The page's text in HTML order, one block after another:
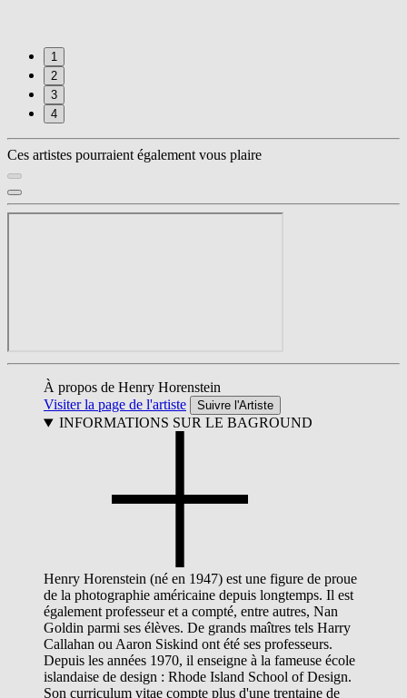
1
2
3
4
Ces artistes pourraient également vous plaire
À propos de Henry Horenstein
Visiter la page de l'artiste
Suivre l'Artiste
INFORMATIONS SUR LE BAGROUND
Henry Horenstein (né en 1947) est une figure de proue
de la photographie américaine depuis longtemps. Il est
également professeur et a compté, entre autres, Nan
Goldin parmi ses élèves. De grands maîtres tels Harry
Callahan ou Aaron Siskind ont été ses professeurs.
Depuis les années 1970, il enseigne à la fameuse école
islandaise de design : Rhode Island School of Design.
Son curriculum vitae compte plus d'une trentaine de